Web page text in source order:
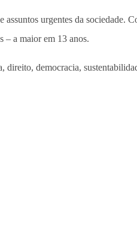
urgentes da sociedade.
– a maior em 13 anos.
direito, democracia,